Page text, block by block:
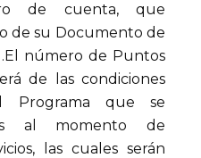
de cuenta, que
de su Documento de
número de Puntos
de las condiciones
Programa que se
al momento de
las cuales serán